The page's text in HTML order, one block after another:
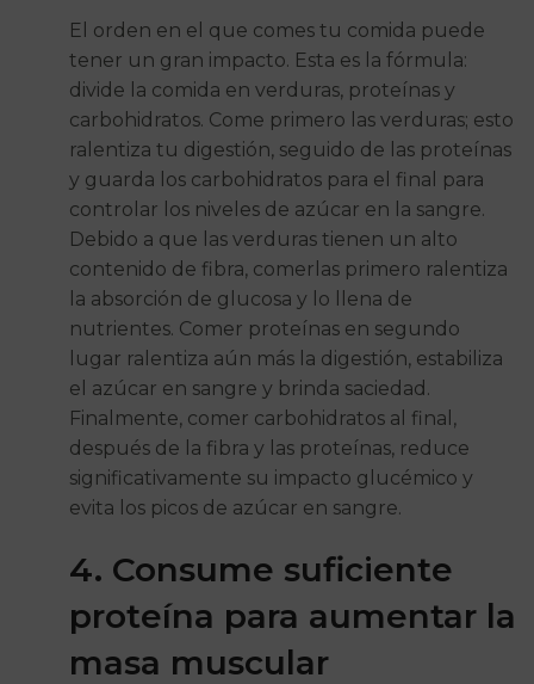
El orden en el que comes tu comida puede
tener un gran impacto. Esta es la fórmula:
divide la comida en verduras, proteínas y
carbohidratos. Come primero las verduras; esto
ralentiza tu digestión, seguido de las proteínas
y guarda los carbohidratos para el final para
controlar los niveles de azúcar en la sangre.
Debido a que las verduras tienen un alto
contenido de fibra, comerlas primero ralentiza
la absorción de glucosa y lo llena de
nutrientes. Comer proteínas en segundo
lugar ralentiza aún más la digestión, estabiliza
el azúcar en sangre y brinda saciedad.
Finalmente, comer carbohidratos al final,
después de la fibra y las proteínas, reduce
significativamente su impacto glucémico y
evita los picos de azúcar en sangre.
4. Consume suficiente
proteína para aumentar la
masa muscular